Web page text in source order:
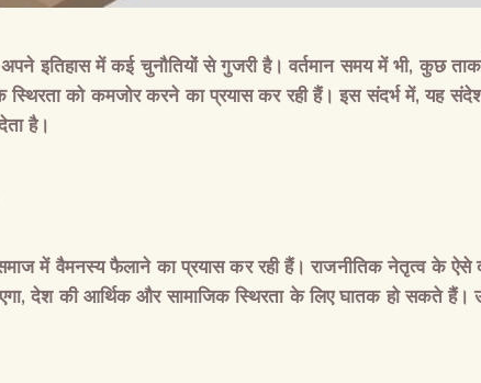
अपने इतिहास में कई चुनौतियों से गुजरी है। वर्तमान समय में भी,कुछ
स्थिरता को कमजोर करने का प्रयास कर रही हैं। इस संदर्भ में,यह
है।
में वैमनस्य फैलाने का प्रयास कर रही हैं। राजनीतिक नेतृत्व के ऐसे
,देश की आर्थिक और सामाजिक स्थिरता के लिए घातक हो सकते हैं।
वैश्विक